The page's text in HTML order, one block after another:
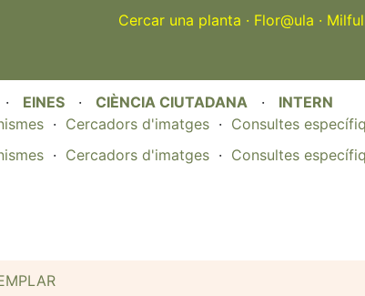
Cercar una planta · Flor@ula ·
· EINES · CIÈNCIA CIUTADANA · INTERN
· Cercadors d'imatges· Consultes
· Cercadors d'imatges· Consultes